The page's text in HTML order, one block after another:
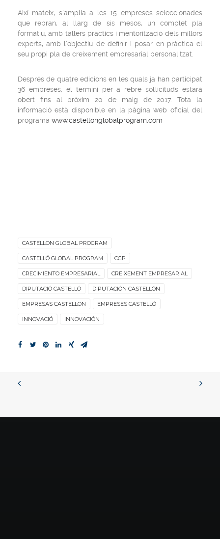
Així mateix, s’amplia a les 15 empreses seleccionades
que rebran, al llarg de sis mesos, un complet pla
formatiu, amb tallers pràctics i mentorització dels millors
experts, amb l’objectiu de definir i posar en pràctica el
seu propi pla de creixement empresarial personalitzat.
Després de quatre edicions en les quals ja han participat
36 empreses, el termini per a rebre sol·licituds estarà
obert fins al pròxim 20 de maig de 2017. Tota la
informació està disponible en la pàgina web oficial del
programa www.castellonglobalprogram.com
CASTELLON GLOBAL PROGRAM
CASTELLÓ GLOBAL PROGRAM CGP
CRECIMIENTO EMPRESARIAL CREIXEMENT EMPRESARIAL
DIPUTACIÓ CASTELLÓ DIPUTACIÓN CASTELLÓN
EMPRESAS CASTELLON EMPRESES CASTELLÓ
INNOVACIÓ INNOVACIÓN